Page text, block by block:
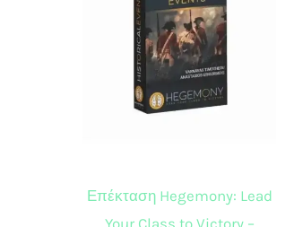
Επέκταση Hegemony: Lead